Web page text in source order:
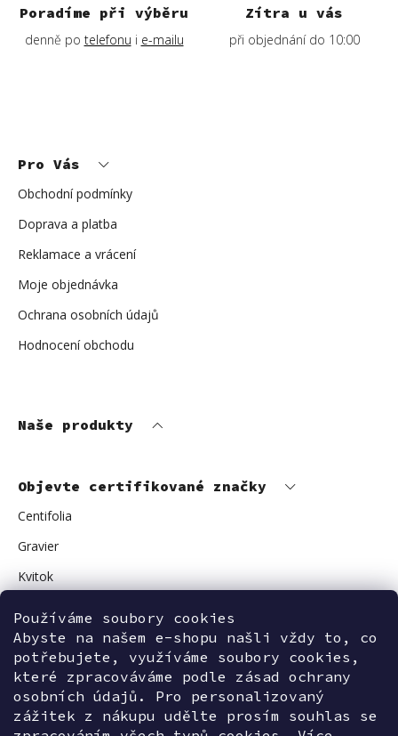
Používáme soubory cookies
Abyste na našem e-shopu našli vždy to, co
potřebujete, využíváme soubory cookies,
které zpracováváme podle zásad ochrany
osobních údajů. Pro personalizovaný
zážitek z nákupu udělte prosím souhlas se
Poradíme při výběru
denně po telefonu i e-mailu
Zítra u vás
při objednání do 10:00
Pro Vás
Obchodní podmínky
Doprava a platba
Reklamace a vrácení
Moje objednávka
Ochrana osobních údajů
Hodnocení obchodu
Naše produkty
Objevte certifikované značky
Centifolia
Gravier
Kvitok
Avant Skincare
Sonnentor